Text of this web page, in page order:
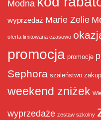
Modna
wyprzedaż Marie Zelie
oferta limitowana czasowo
promocja promocje
Sephora szaleństwo
weekend zniżek
wyprzedaże zestaw szkolny